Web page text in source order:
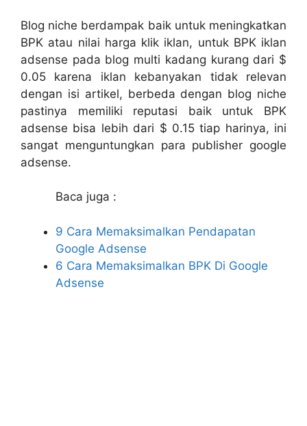
Blog niche berdampak baik untuk meningkatkan
BPK atau nilai harga klik iklan, untuk BPK iklan
adsense pada blog multi kadang kurang dari $
0.05 karena iklan kebanyakan tidak relevan
dengan isi artikel, berbeda dengan blog niche
pastinya memiliki reputasi baik untuk BPK
adsense bisa lebih dari $ 0.15 tiap harinya, ini
sangat menguntungkan para publisher google
adsense.
Baca juga :
9 Cara Memaksimalkan Pendapatan
Google Adsense
6 Cara Memaksimalkan BPK Di Google
Adsense